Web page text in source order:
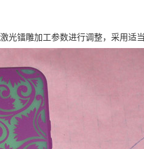
光镭雕加工参数进行调整，采用适当